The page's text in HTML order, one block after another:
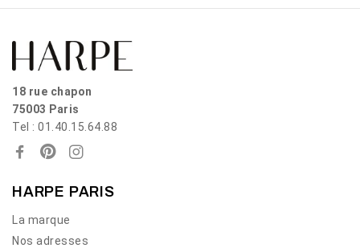
18 rue chapon
75003 Paris
Tel : 01.40.15.64.88
HARPE PARIS
La marque
Nos adresses